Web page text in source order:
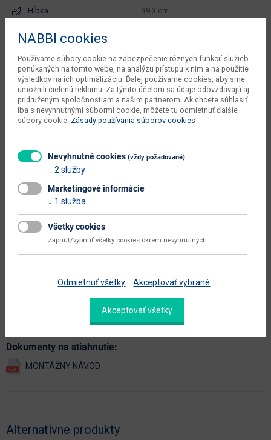
Hĺbka 39.3 cm
Výška
dodávateľa
0.0832 m3
počet balíkov výrobcu 1 ks
váha s obalom výrobcu
typové označenie
dodáva sa v demonte
montáž vyžaduje zručnosť
údržba
hlavná farba dub
doplnková farba krémová
dub artisan / champagne
Zobraziť ďalšie parametre
Dokumenty na stiahnutie:
Alternatívne produkty
NABBI cookies
Používame súbory cookie na zabezpečenie rôznych funkcií služieb
ponúkaných na tomto webe, na analýzu prístupu k nim a na použitie
výsledkov na ich optimalizáciu. Ďalej používame cookies, aby sme
umožnili cielenú reklamu. Za týmto účelom sa údaje odovzdávajú aj
pridruženým spoločnostiam a našim partnerom. Ak chcete súhlasiť
iba s nevyhnutnými súbormi cookie, môžete tu odmietnuť ďalšie
súbory cookie. Zásady používania súborov cookies
Nevyhnutné cookies (vždy požadované)
2 služby
Marketingové informácie
1 služba
Všetky cookies
Zapnúť/vypnúť všetky cookies okrem nevyhnutných
Odmietnuť všetky Akceptovať vybrané
Akceptovať všetky